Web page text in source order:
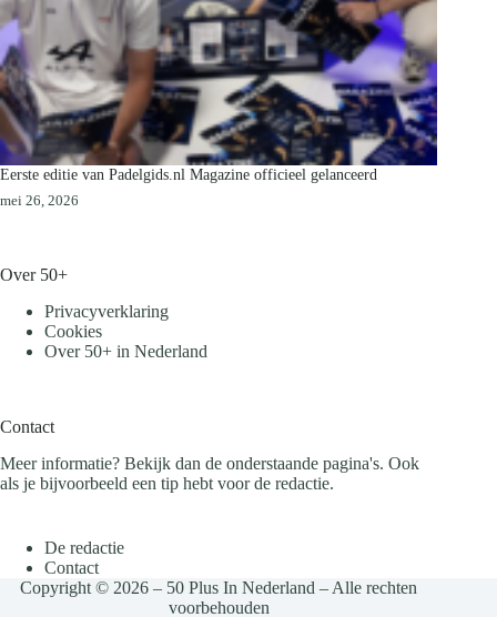
Eerste editie van Padelgids.nl Magazine officieel gelanceerd
mei 26, 2026
Over 50+
Privacyverklaring
Cookies
Over 50+ in Nederland
Contact
Meer informatie? Bekijk dan de onderstaande pagina's. Ook
als je bijvoorbeeld een tip hebt voor de redactie.
De redactie
Contact
Copyright © 2026 – 50 Plus In Nederland – Alle rechten
voorbehouden